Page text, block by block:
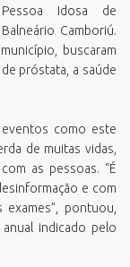
Pessoa Idosa de
Balneário Camboriú.
buscaram
próstata, a saúde
como este
de muitas vidas,
as pessoas. “É
e com
pontuou,
indicado pelo